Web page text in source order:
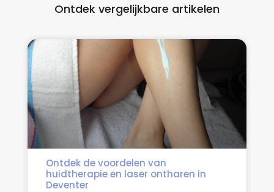
Ontdek vergelijkbare artikelen
Ontdek de voordelen van
huidtherapie en laser ontharen in
Deventer